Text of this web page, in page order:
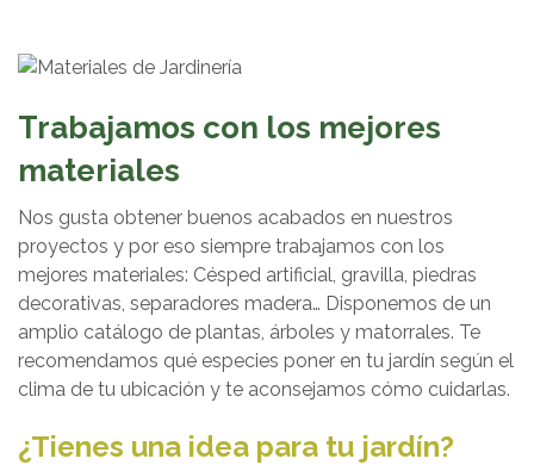
Trabajamos con los mejores
materiales
Nos gusta obtener buenos acabados en nuestros
proyectos y por eso siempre trabajamos con los
mejores materiales: Césped artificial, gravilla, piedras
decorativas, separadores madera… Disponemos de un
amplio catálogo de plantas, árboles y matorrales. Te
recomendamos qué especies poner en tu jardín según el
clima de tu ubicación y te aconsejamos cómo cuidarlas.
¿Tienes una idea para tu jardín?